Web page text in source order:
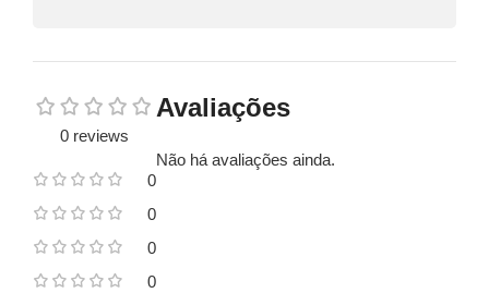
0 reviews
0
0
0
0
Avaliações
Não há avaliações ainda.